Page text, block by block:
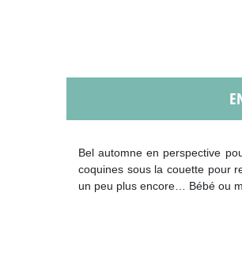
Bel automne en perspective
coquines sous la couette pour
un peu plus encore… Bébé ou